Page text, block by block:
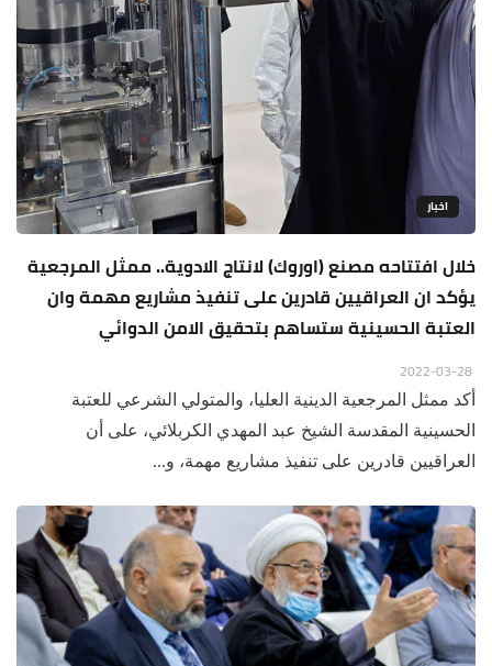
اخبار
خلال افتتاحه مصنع (اوروك) لانتاج الادوية.. ممثل المرجعية
يؤكد ان العراقيين قادرين على تنفيذ مشاريع مهمة وان
العتبة الحسينية ستساهم بتحقيق الامن الدوائي
أكد ممثل المرجعية الدينية العليا، والمتولي الشرعي للعتبة
الحسينية المقدسة الشيخ عبد المهدي الكربلائي، على أن
العراقيين قادرين على تنفيذ مشاريع مهمة، و...